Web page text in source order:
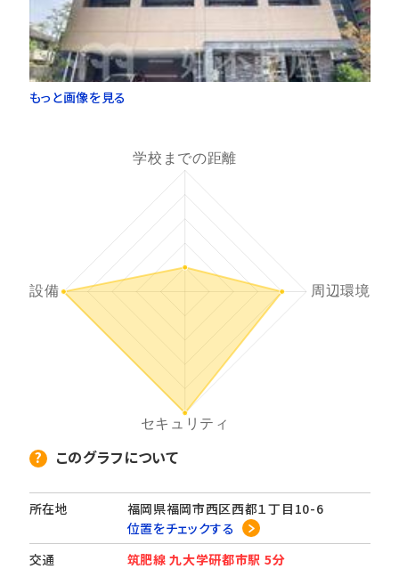
もっと画像を見る
このグラフについて
所在地
福岡県福岡市西区西都１丁目10-6
位置をチェックする
交通
筑肥線 九大学研都市駅 5分